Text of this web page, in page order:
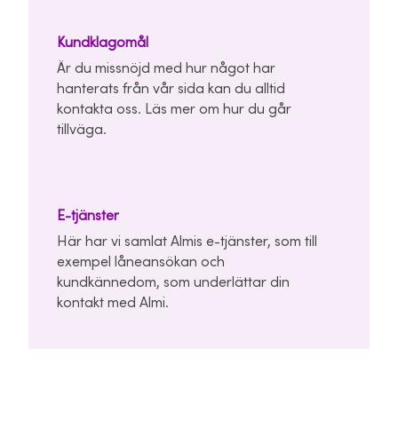
Kundklagomål
Är du missnöjd med hur något har
hanterats från vår sida kan du alltid
kontakta oss. Läs mer om hur du går
tillväga.
E-tjänster
Här har vi samlat Almis e-tjänster, som till
exempel låneansökan och
kundkännedom, som underlättar din
kontakt med Almi.